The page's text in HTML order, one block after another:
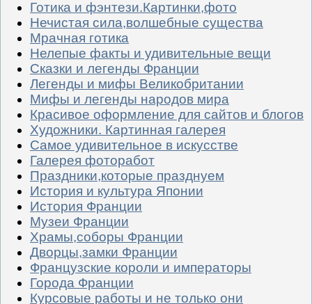
Готика и фэнтези.Картинки,фото
Нечистая сила,волшебные существа
Мрачная готика
Нелепые факты и удивительные вещи
Сказки и легенды Франции
Легенды и мифы Великобритании
Мифы и легенды народов мира
Красивое оформление для сайтов и блогов
Художники. Картинная галерея
Самое удивительное в искусстве
Галерея фоторабот
Праздники,которые празднуем
История и культура Японии
История Франции
Музеи Франции
Храмы,соборы Франции
Дворцы,замки Франции
Французские короли и императоры
Города Франции
Курсовые работы и не только они